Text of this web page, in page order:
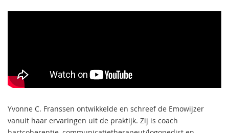
Yvonne C. Franssen ontwikkelde en schreef de Emowijzer
vanuit haar ervaringen uit de praktijk. Zij is coach